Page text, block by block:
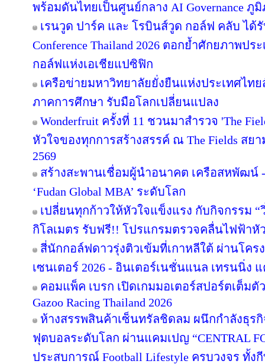
พร้อมดันไทยเป็นศูนย์กลาง AI Governance ภู
เรนวูด ปาร์ค และ โรบินส์วูด กอล์ฟ คลับ ได้รั
Conference Thailand 2026 ตอกย้ำศักยภาพป
กอล์ฟแห่งเอเชียแปซิฟิก
เครือข่ายมหาวิทยาลัยยั่งยืนแห่งประเทศไท
ภาคการศึกษา รับมือโลกเปลี่ยนแปลง
Wonderfruit ครั้งที่ 11 ชวนมาสำรวจ 'The
หัวใจของทุกการสร้างสรรค์ ณ The Fields ส
2569
สร้างสะพานเชื่อมผู้นำอนาคต เครือสหพัฒ
‘Fudan Global MBA’ ระดับโลก
เปลี่ยนทุกก้าวให้หัวใจแข็งแรง กับกิจกรรม “
กิโลเมตร รับฟรี!! โปรแกรมตรวจคลื่นไฟฟ้าหั
สี่นักกอล์ฟดาวรุ่งติวเข้มที่เกาหลีใต้ ผ่านโคร
เซนเตอร์ 2026 - อินเตอร์เนชั่นแนล เทรนนิ่ง
คอมแพ็ค เบรก เปิดเกมมอเตอร์สปอร์ตเต็มตั
Gazoo Racing Thailand 2026
ห้างสรรพสินค้าเซ็นทรัลชิดลม ผนึกกำลังธุร
ฟุตบอลระดับโลก ผ่านแคมเปญ “CENTRAL
ประสบการณ์ Football Lifestyle ครบวงจร ทั้